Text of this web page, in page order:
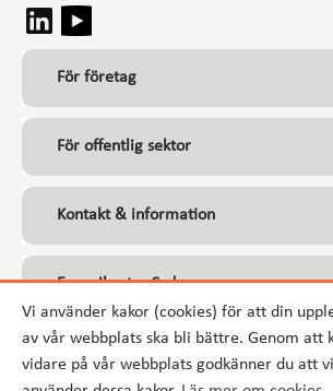
Vi använder kakor (cookies) för att din
av vår webbplats ska bli bättre. Genom att
vidare på vår webbplats godkänner du att vi
För företag
För offentlig sektor
Kontakt & information
Energikontor Syd